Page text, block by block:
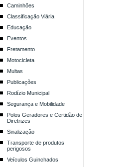
Caminhões
Classificação Viária
Educação
Eventos
Fretamento
Motocicleta
Multas
Publicações
Rodízio Municipal
Segurança e Mobilidade
Polos Geradores e Certidão de
Diretrizes
Sinalização
Transporte de produtos
perigosos
Veículos Guinchados